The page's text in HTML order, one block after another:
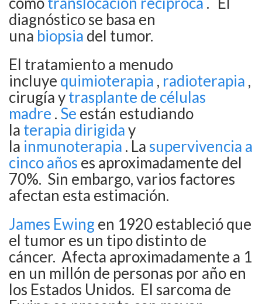
diagnóstico se basa en
una biopsia del tumor.
El tratamiento a menudo
incluye quimioterapia , radioterapia ,
cirugía ytrasplante de células
madre . Se están estudiando
la terapia dirigiday
la inmunoterapia . La supervivencia a
cinco años es aproximadamente del
70%. Sin embargo, varios factores
afectan esta estimación.
James Ewing en 1920 estableció que
el tumor es un tipo distinto de
cáncer. Afecta aproximadamente a 1
en un millón de personas por año en
los Estados Unidos. El sarcoma de